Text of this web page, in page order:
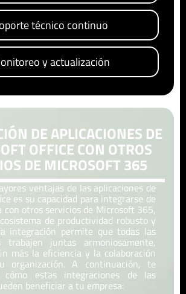
técnico continuo
y actualización
DE APLICACIONES DE
OFFICE CON OTROS
DE MICROSOFT 365
ventajas de las aplicaciones de
es su capacidad para integrarse de
con otros servicios de Microsoft 365,
de productividad robusto y
integración permite que todas las
trabajen juntas armoniosamente,
más la eficiencia y la colaboración
organización. A continuación, te
cómo estas integraciones de las
beneficiar a tu empresa: